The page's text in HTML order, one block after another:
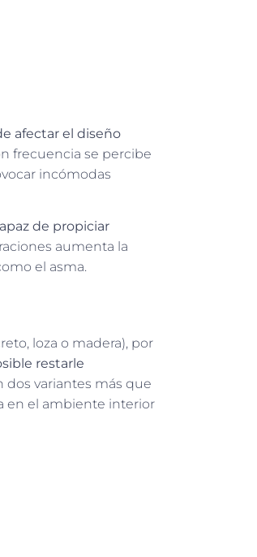
afectar el diseño
frecuencia se percibe
incómodas
de propiciar
aumenta la
el asma.
loza o madera), por
restarle
dos variantes más que
en el ambiente interior